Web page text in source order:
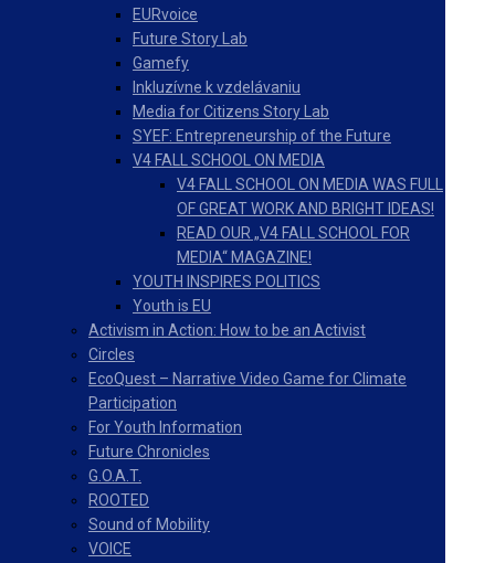
EURvoice
Future Story Lab
Gamefy
Inkluzívne k vzdelávaniu
Media for Citizens Story Lab
SYEF: Entrepreneurship of the Future
V4 FALL SCHOOL ON MEDIA
V4 FALL SCHOOL ON MEDIA WAS FULL
OF GREAT WORK AND BRIGHT IDEAS!
READ OUR „V4 FALL SCHOOL FOR
MEDIA“ MAGAZINE!
YOUTH INSPIRES POLITICS
Youth is EU
Activism in Action: How to be an Activist
Circles
EcoQuest – Narrative Video Game for Climate
Participation
For Youth Information
Future Chronicles
G.O.A.T.
ROOTED
Sound of Mobility
VOICE